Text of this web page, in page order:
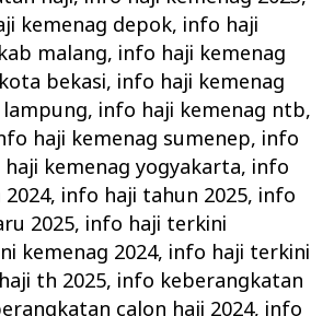
kemenag depok, info haji
malang, info haji kemenag
bekasi, info haji kemenag
, info haji kemenag ntb,
haji kemenag sumenep, info
kemenag yogyakarta, info
, info haji tahun 2025, info
2025, info haji terkini
kemenag 2024, info haji terkini
th 2025, info keberangkatan